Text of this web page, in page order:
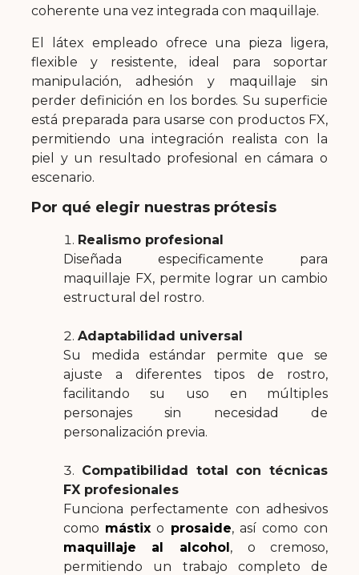
coherente una vez integrada con maquillaje.
El látex empleado ofrece una pieza ligera,
flexible y resistente, ideal para soportar
manipulación, adhesión y maquillaje sin
perder definición en los bordes. Su superficie
está preparada para usarse con productos FX,
permitiendo una integración realista con la
piel y un resultado profesional en cámara o
escenario.
Por qué elegir nuestras prótesis
Realismo profesional
Diseñada especificamente para
maquillaje FX, permite lograr un cambio
estructural del rostro.
Adaptabilidad universal
Su medida estándar permite que se
ajuste a diferentes tipos de rostro,
facilitando su uso en múltiples
personajes sin necesidad de
personalización previa.
Compatibilidad total con técnicas
FX profesionales
Funciona perfectamente con adhesivos
como mástix o prosaide, así como con
maquillaje al alcohol, o cremoso,
permitiendo un trabajo completo de